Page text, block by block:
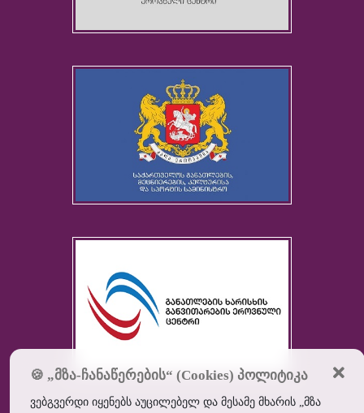
🍪 „მზა-ჩანაწერების“ (Cookies) პოლიტიკა
ვებგვერდი იყენებს აუცილებელ და მესამე მხარის „მზა